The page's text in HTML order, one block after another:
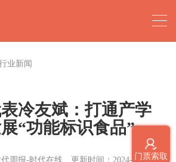
门票索取
业新闻
冷友斌：打通产学
“功能标识食品”
周报-时代在线
更新时间：2024-03-07